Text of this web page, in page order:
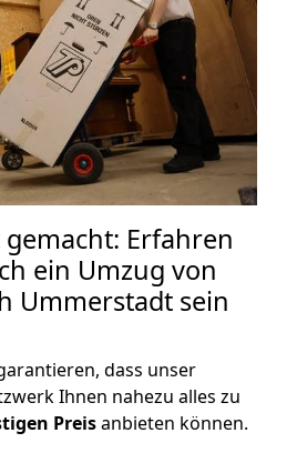
Erfahren
ein Umzug von
Ummerstadt sein
dass unser
Ihnen nahezu alles zu
Preisanbieten können.